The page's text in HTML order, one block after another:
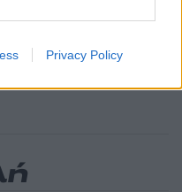
Privacy Policy
Newsκαι